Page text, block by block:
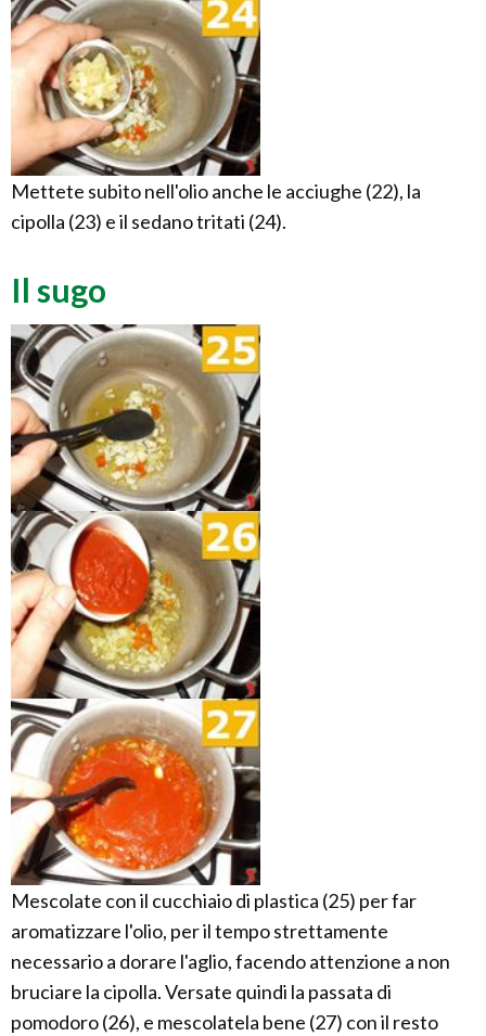
Mettete subito nell'olio anche le acciughe (22), la
cipolla (23) e il sedano tritati (24).
Il sugo
Mescolate con il cucchiaio di plastica (25) per far
aromatizzare l'olio, per il tempo strettamente
necessario a dorare l'aglio, facendo attenzione a non
bruciare la cipolla. Versate quindi la passata di
pomodoro (26), e mescolatela bene (27) con il resto